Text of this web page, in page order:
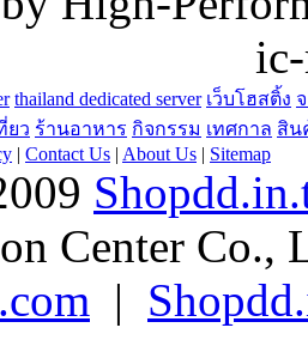
by High-
thailand dedicated server เว็บโฮสติ้ง
ยว ร้านอาหาร กิจกรรม เทศกาล
|Contact Us|About Us |Sitemap
Center Co.,
|